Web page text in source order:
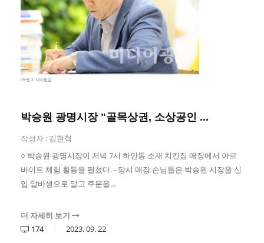
박승원 광명시장 "골목상권, 소상공인 ...
작성자 : 김현혁
○ 박승원 광명시장이 저녁 7시 하안동 소재 치킨집 매장에서 아르
바이트 체험 활동을 펼쳤다. - 당시 매장 손님들은 박승원 시장을 신
입 알바생으로 알고 주문을...
더 자세히 보기
174
2023.09.22